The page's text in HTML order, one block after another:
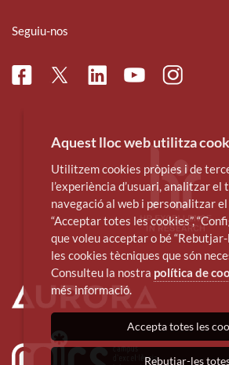
Seguiu-nos
FacebookTwitterLinkedinYoutubeInstagram
Aquest lloc web utilitza
Utilitzem cookies pròpies i de
l’experiència d’usuari, analitzar
navegació al web i personalitzar
“Acceptar totes les cookies”,
que voleu acceptar o bé
les cookies tècniques que són
Consulteu la nostra política de
més informació.
Accepta totes les
Rebutjar-les